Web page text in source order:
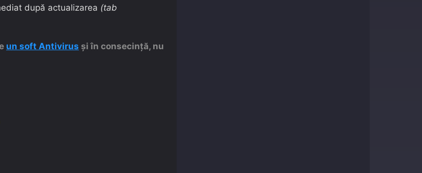
după actualizarea (tab
un soft Antivirus și în consecință, nu